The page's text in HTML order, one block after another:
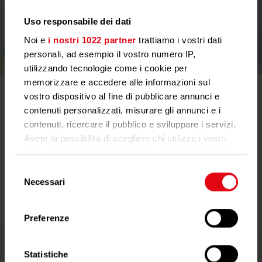
Uso responsabile dei dati
Noi e i nostri 1022 partner trattiamo i vostri dati
personali, ad esempio il vostro numero IP,
utilizzando tecnologie come i cookie per
memorizzare e accedere alle informazioni sul
vostro dispositivo al fine di pubblicare annunci e
contenuti personalizzati, misurare gli annunci e i
contenuti, ricercare il pubblico e sviluppare i servizi.
Avete la possibilità di scegliere chi utilizza i vostri
dati e per quali scopi. Le vostre scelte in materia di
digitale in cui avete effettuato le vostre scelte. È
possibile modificare o revocare il proprio consenso
in qualsiasi momento dalla Dichiarazione sui cookie
o facendo clic sull'icona di attivazione della privacy.
Con il tuo consenso, vorremmo anche:
delNecessari
Preferenze
Statistiche
Abrechnung leicht gemacht – im Techem
Kundenportal
Mit Abrechnung Online erstellen Sie Ihre Abrechnung digital.
Papier kommt erst ganz zuletzt ins Spiel: Wenn wir Ihnen die Heiz-
und Betriebskostenabrechnung ausgedruckt zusenden. Die
Abrechnung steht Ihnen auch im Kundenportal zur Verfügung.